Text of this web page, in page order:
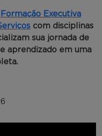
Formação Executiva
com disciplinas
sua jornada de
aprendizado em uma